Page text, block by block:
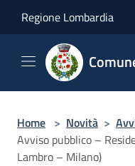
Regione Lombardia
Home > Novità >
Avviso pubblico –
Lambro – Milano)